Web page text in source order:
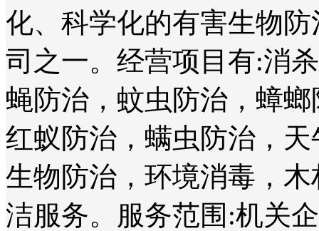
化、科学化的有害生物
司之一。经营项目有:消
蝇防治，蚊虫防治，蟑
红蚁防治，螨虫防治，
生物防治，环境消毒，
洁服务。服务范围:机关